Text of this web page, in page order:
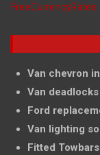
Van chevron
Van
Ford
Van lighting
Fitted